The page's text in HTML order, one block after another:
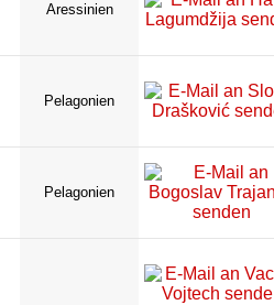
Aressinien
Pelagonien
Pelagonien